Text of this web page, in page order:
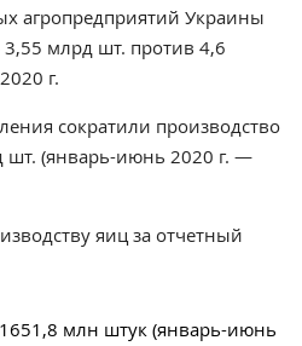
агропредприятий Украины
3,55 млрд шт. против 4,6
г.
сократили производство
шт. (январь-июнь 2020 г. —
яицза отчетный
млн штук (январь-июнь